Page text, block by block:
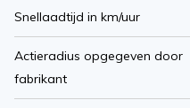
Snellaadtijd in km/uur
Actieradius opgegeven door
fabrikant